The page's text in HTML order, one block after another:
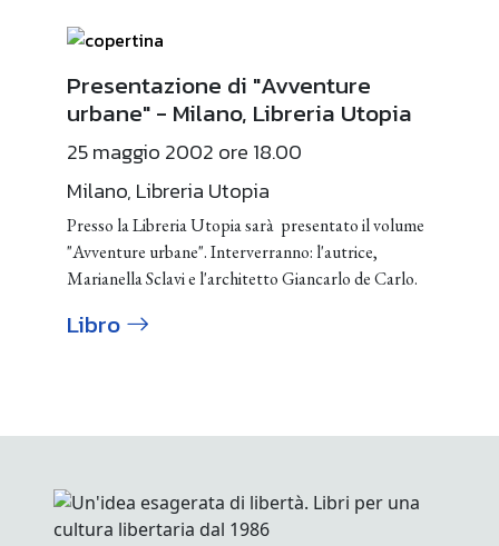
Presentazione di "Avventure
urbane" - Milano, Libreria Utopia
25 maggio 2002 ore 18.00
Milano, Libreria Utopia
Presso la Libreria Utopia sarà presentato il volume
"Avventure urbane". Interverranno: l'autrice,
Marianella Sclavi e l'architetto Giancarlo de Carlo.
Libro